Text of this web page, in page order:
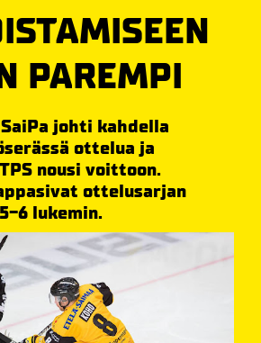
PAREMPI
johti kahdella
ottelua ja
nousi voittoon.
ottelusarjan
6 lukemin.